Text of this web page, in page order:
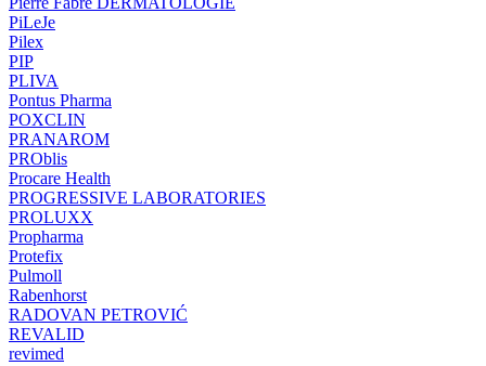
PiLeJe
Pilex
PIP
PLIVA
Pontus Pharma
POXCLIN
PRANAROM
PROblis
Procare Health
PROGRESSIVE LABORATORIES
PROLUXX
Propharma
Protefix
Pulmoll
Rabenhorst
RADOVAN PETROVIĆ
REVALID
revimed